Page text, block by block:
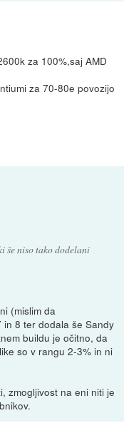
za 100%,saj AMD
za 70-80e povozijo
še niso tako dodelani
(mislim da
8 ter dodala še Sandy
buildu je očitno, da
so v rangu 2-3% in ni
zmogljivost na eni niti je